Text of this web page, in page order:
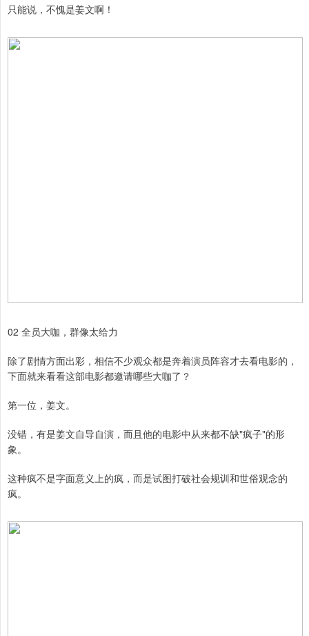
只能说，不愧是姜文啊！
02 全员大咖，群像太给力
除了剧情方面出彩，相信不少观众都是奔着演员阵容才去看电影的，
下面就来看看这部电影都邀请哪些大咖了？
第一位，姜文。
没错，有是姜文自导自演，而且他的电影中从来都不缺"疯子"的形
象。
这种疯不是字面意义上的疯，而是试图打破社会规训和世俗观念的
疯。